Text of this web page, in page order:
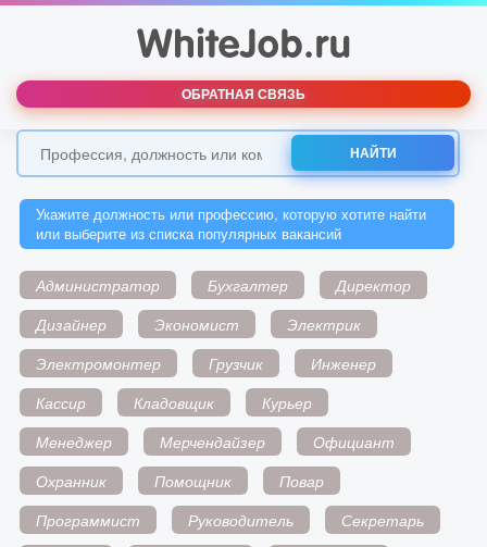
ОБРАТНАЯ СВЯЗЬ
НАЙТИ
Укажите должность или профессию, которую хотите найти
или выберите из списка популярных вакансий
Администратор Бухгалтер
Директор
Дизайнер
Экономист
Электрик
Электромонтер
Грузчик
Инженер
Кассир
Кладовщик
Курьер
Менеджер
Мерчендайзер
Официант
Охранник
Помощник
Повар
Программист
Руководитель
Секретарь